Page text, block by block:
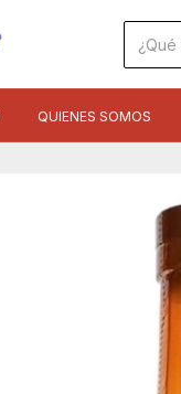
QUIENES SOMOS